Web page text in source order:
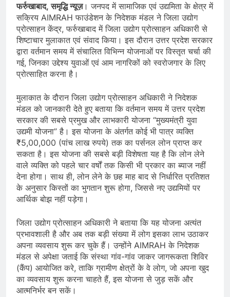
फर्रुखाबाद, समृद्धि न्यूज़। जनपद में सामाजिक एवं उद्यमिता के क्षेत्र में
सक्रिय AIMRAH फाउंडेशन के निदेशक मंडल ने जिला उद्योग
प्रोत्साहन केंद्र, फर्रुखाबाद में जिला उद्योग प्रोत्साहन अधिकारी से
शिष्टाचार मुलाकात एवं संवाद किया। इस दौरान उत्तर प्रदेश सरकार
द्वारा वर्तमान समय में संचालित विभिन्न योजनाओं पर विस्तृत चर्चा की
गई, जिनका उद्देश्य युवाओं एवं आम नागरिकों को स्वरोजगार के लिए
प्रोत्साहित करना है।
मुलाकात के दौरान जिला उद्योग प्रोत्साहन अधिकारी ने निदेशक
मंडल को जानकारी देते हुए बताया कि वर्तमान समय में उत्तर प्रदेश
सरकार की सबसे प्रमुख और लाभकारी योजना “मुख्यमंत्री युवा
उद्यमी योजना” है। इस योजना के अंतर्गत कोई भी पात्र व्यक्ति
₹5,00,000 (पांच लाख रुपये) तक का पर्सनल लोन प्राप्त कर
सकता है। इस योजना की सबसे बड़ी विशेषता यह है कि लोन लेने
वाले व्यक्ति को पहले चार वर्षों तक किसी भी प्रकार का ब्याज नहीं
देना होगा। साथ ही, लोन लेने के छह माह बाद से निर्धारित प्रतिशत
के अनुसार किस्तों का भुगतान शुरू होगा, जिससे नए उद्यमियों पर
आर्थिक बोझ नहीं पड़ेगा।
जिला उद्योग प्रोत्साहन अधिकारी ने बताया कि यह योजना अत्यंत
प्रभावशाली है और अब तक बड़ी संख्या में लोग इसका लाभ उठाकर
अपना व्यवसाय शुरू कर चुके हैं। उन्होंने AIMRAH के निदेशक
मंडल से अपेक्षा जताई कि संस्था गांव-गांव जाकर जागरूकता शिविर
(कैंप) आयोजित करे, ताकि ग्रामीण क्षेत्रों के वे लोग, जो अपना खुद
का व्यवसाय शुरू करना चाहते हैं, इस योजना से जुड़ सकें और
आत्मनिर्भर बन सकें।